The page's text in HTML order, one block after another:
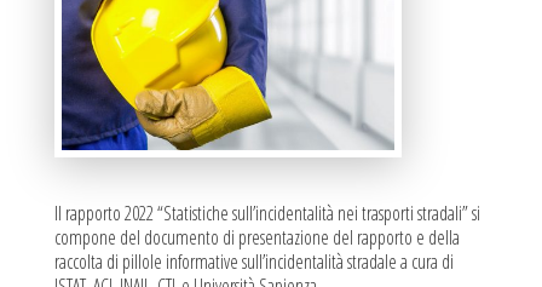
Il rapporto 2022 “Statistiche sull’incidentalità nei trasporti stradali” si
compone del documento di presentazione del rapporto e della
raccolta di pillole informative sull’incidentalità stradale a cura di